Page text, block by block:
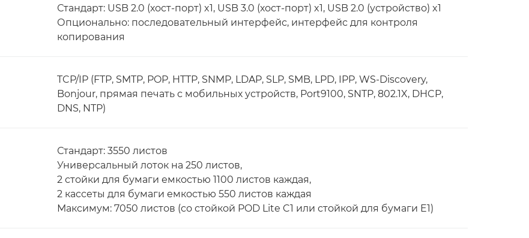
Стандарт: USB 2.0 (хост-порт) x1, USB 3.0 (хост-порт) x1, USB 2.0 (устройство) x1
Опционально: последовательный интерфейс, интерфейс для контроля
копирования
TCP/IP (FTP, SMTP, POP, HTTP, SNMP, LDAP, SLP, SMB, LPD, IPP, WS-Discovery,
Bonjour, прямая печать с мобильных устройств, Port9100, SNTP, 802.1X, DHCP,
DNS, NTP)
Стандарт: 3550 листов
Универсальный лоток на 250 листов,
2 стойки для бумаги емкостью 1100 листов каждая,
2 кассеты для бумаги емкостью 550 листов каждая
Максимум: 7050 листов (со стойкой POD Lite C1 или стойкой для бумаги E1)